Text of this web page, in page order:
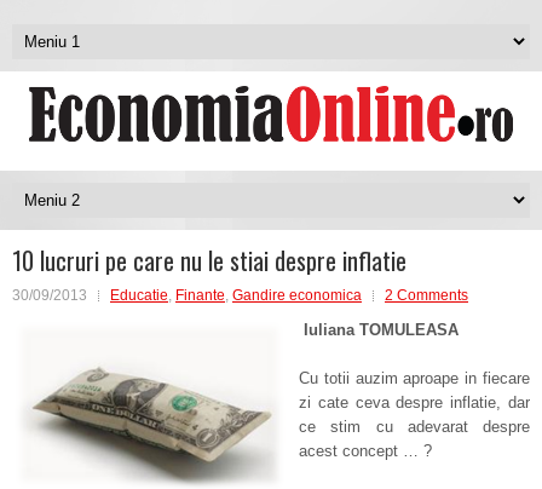
10 lucruri pe care nu le stiai despre inflatie
30/09/2013 Educatie, Finante, Gandire economica 2 Comments
Iuliana TOMULEASA
Cu totii auzim aproape in fiecare
zi cate ceva despre inflatie, dar
ce stim cu adevarat despre
acest concept … ?